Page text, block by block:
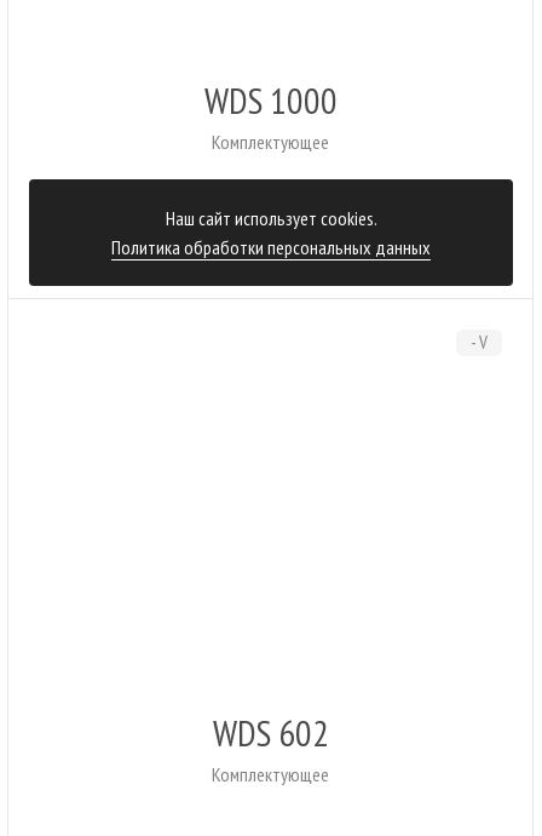
WDS 1000
Комплектующее
267 500 ₽
- V
WDS 602
Комплектующее
Наш сайт использует cookies.
Политика обработки персональных данных